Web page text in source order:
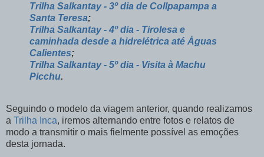
Trilha Salkantay - 3º dia de Collpapampa a
Santa Teresa;
Trilha Salkantay - 4º dia - Tirolesa e
caminhada desde a hidrelétrica até Águas
Calientes;
Trilha Salkantay - 5º dia - Visita à Machu
Picchu.
Seguindo o modelo da viagem anterior, quando realizamos
a Trilha Inca, iremos alternando entre fotos e relatos de
modo a transmitir o mais fielmente possível as emoções
desta jornada.